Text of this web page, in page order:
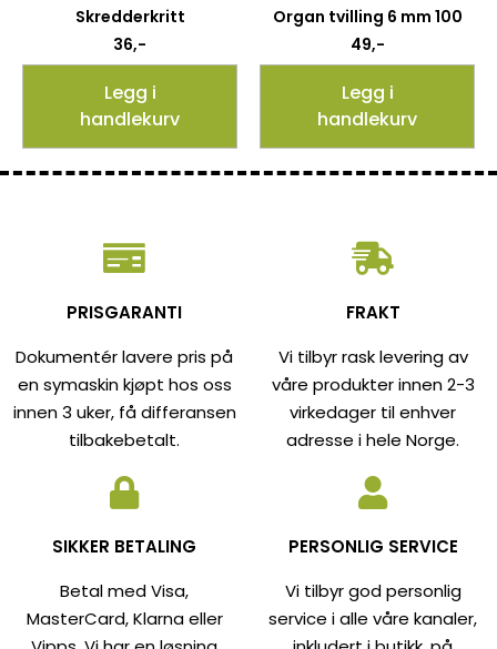
Skredderkritt
36,-
Legg i
handlekurv
Organ tvilling 6 mm 100
49,-
Legg i
handlekurv
PRISGARANTI
Dokumentér lavere pris på
en symaskin kjøpt hos oss
innen 3 uker, få differansen
tilbakebetalt.
FRAKT
Vi tilbyr rask levering av
våre produkter innen 2-3
virkedager til enhver
adresse i hele Norge.
SIKKER BETALING
Betal med Visa,
MasterCard, Klarna eller
PERSONLIG SERVICE
Vi tilbyr god personlig
service i alle våre kanaler,